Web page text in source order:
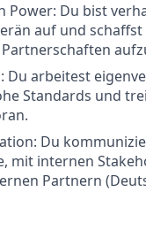
Power: Du bist
auf und schaffst
Du arbeitest
Standards und
Du
mit internen
Partnern